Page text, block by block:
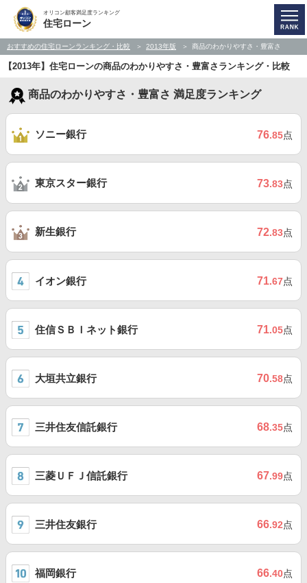
オリコン顧客満足度ランキング
住宅ローン
おすすめの住宅ローンランキング・比較 2013年版 商品のわかりやすさ・豊富さ
【2013年】住宅ローンの商品のわかりやすさ・豊富さランキング・比較
商品のわかりやすさ・豊富さ 満足度ランキング
ソニー銀行 76.85点
東京スター銀行 73.83点
新生銀行 72.83点
イオン銀行 71.67点
住信ＳＢＩネット銀行 71.05点
大垣共立銀行 70.58点
三井住友信託銀行 68.35点
三菱ＵＦＪ信託銀行 67.99点
三井住友銀行 66.92点
福岡銀行 66.40点